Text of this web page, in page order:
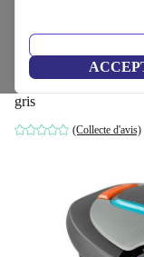
Gardena
tonte
gris
(Collecte d'avis)